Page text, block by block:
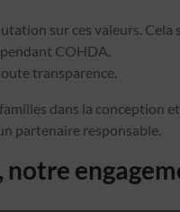
sur ces valeurs.
COHDA.
transparence.
dans la conception
partenaire responsable.
notre